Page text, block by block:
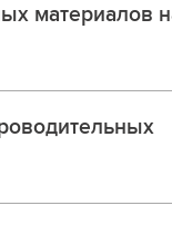
материалов